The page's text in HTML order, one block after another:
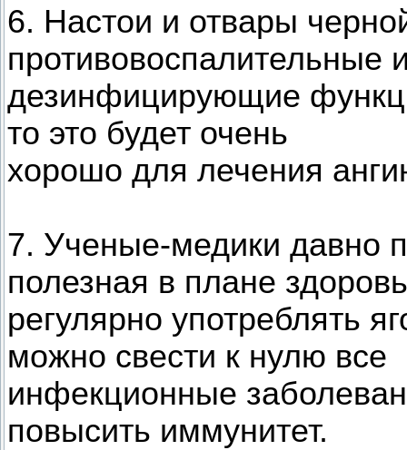
6. Настои и отвары
противовоспалительные
дезинфицирующие
то это будет очень
хорошо для лечения
7. Ученые-медики давно
полезная в плане
регулярно употреблять
можно свести к нулю все
инфекционные
повысить иммунитет.